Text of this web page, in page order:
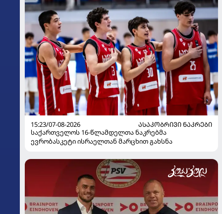
15:23/07-08-2026
ᲐᲡᲐᲙᲝᲑᲠᲘᲕᲘ ᲜᲐᲙᲠᲔᲑᲘ
საქართველოს 16-წლამდელთა ნაკრებმა
ევრობასკეტი ისრაელთან მარცხით გახსნა